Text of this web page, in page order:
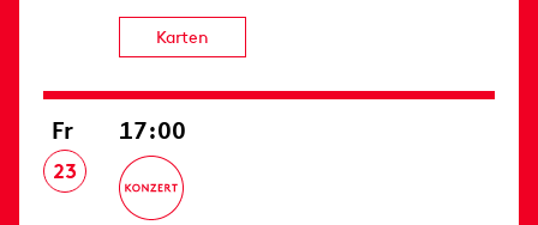
Karten
Fr
23
17:00